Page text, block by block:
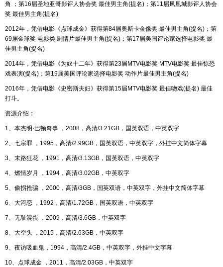
角 ；第16届圣地亚哥影评人协会奖 最佳男主角(提名)；第11届凤凰城影评人协会
奖 最佳男主角(提名)
2012年，凭借电影《点球成金》获得第84届奥斯卡金像奖 最佳男主角(提名)；第
69届金球奖 电影类 剧情片最佳男主角(提名)；第17届美国评论家选择电影奖 最
佳男主角(提名)
2014年，凭借电影《为奴十二年》获得第23届MTV电影奖 MTV电影奖 最佳惊恐
戏表演(提名)；第19届美国评论家选择电影奖 动作片最佳男主角(提名)
2016年，凭借电影《史密斯夫妇》获得第15届MTV电影奖 最佳吻戏(提名) 最佳
打斗。
资源介绍：
1、本杰明·巴顿奇事 ，2008，高清/3.21GB，国英双语，中英双字
2、七宗罪 ，1995，高清/2.99GB，国英双语，中英双字，外挂中文简体字幕
3、末路狂花 ，1991，高清/3.13GB，国英双语，中英双字
4、燃情岁月 ，1994，高清/3.02GB，中英双字
5、偷拐抢骗 ，2000，高清/3GB，国英双语，中英双字，外挂中文简体字幕
6、大河恋 ，1992，高清/1.72GB，国英双语，中英双字
7、无耻混蛋 ，2009，高清/3.6GB，中英双字
8、大空头 ，2015，高清/2.63GB，中英双字
9、夜访吸血鬼，1994，高清/2.4GB，中英双字，外挂中文字幕
10、点球成金 ，2011，高清/2.03GB，中英双字